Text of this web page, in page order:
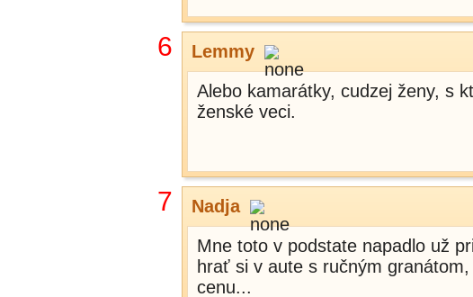
6 Lemmy
Alebo kamarátky, cudzej ženy, s
ženské veci.
7 Nadja
Mne toto v podstate napadlo už
hrať si v aute s ručným
cenu...